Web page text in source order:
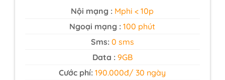
Nội mạng : Mphi < 10p
Ngoại mạng : 100 phút
Sms:0 sms
Data :9GB
Cước phí: 190.000đ/ 30 ngày